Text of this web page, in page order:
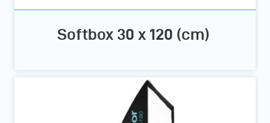
Softbox 30 x 120 (cm)